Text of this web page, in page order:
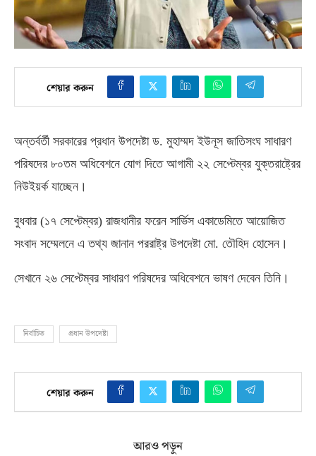
শেয়ার করুন
অন্তর্বর্তী সরকারের প্রধান উপদেষ্টা ড. মুহাম্মদ ইউনূস জাতিসংঘ সাধারণ
পরিষদের ৮০তম অধিবেশনে যোগ দিতে আগামী ২২ সেপ্টেম্বর যুক্তরাষ্ট্রের
নিউইয়র্ক যাচ্ছেন।
বুধবার (১৭ সেপ্টেম্বর) রাজধানীর ফরেন সার্ভিস একাডেমিতে আয়োজিত
সংবাদ সম্মেলনে এ তথ্য জানান পররাষ্ট্র উপদেষ্টা মো. তৌহিদ হোসেন।
সেখানে ২৬ সেপ্টেম্বর সাধারণ পরিষদের অধিবেশনে ভাষণ দেবেন তিনি।
নির্বাচিত প্রধান উপদেষ্টা
শেয়ার করুন
আরও পড়ুন